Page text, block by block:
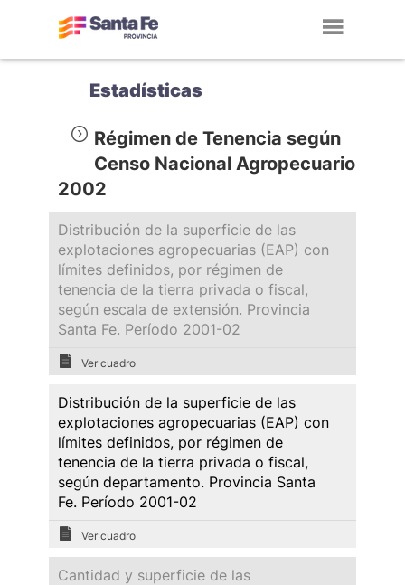
Estadísticas
Régimen de Tenencia según
Censo Nacional Agropecuario
2002
Distribución de la superficie de las
explotaciones agropecuarias (EAP) con
límites definidos, por régimen de
tenencia de la tierra privada o fiscal,
según escala de extensión. Provincia
Santa Fe. Período 2001-02
Ver cuadro
Distribución de la superficie de las
explotaciones agropecuarias (EAP) con
límites definidos, por régimen de
tenencia de la tierra privada o fiscal,
según departamento. Provincia Santa
Fe. Período 2001-02
Ver cuadro
Cantidad y superficie de las